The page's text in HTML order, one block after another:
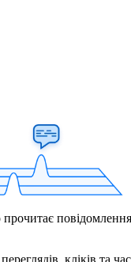
кліків та